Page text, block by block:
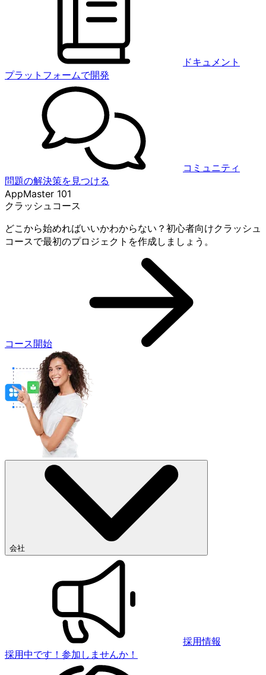
ドキュメント
プラットフォームで開発
コミュニティ
問題の解決策を見つける
AppMaster 101
クラッシュコース
どこから始めればいいかわからない？初心者向けクラッシュ
コースで最初のプロジェクトを作成しましょう。
コース開始
会社
採用情報
採用中です！参加しませんか！